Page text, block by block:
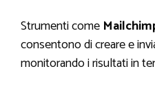
Strumenti come
consentono di creare e
monitorando i risultati in